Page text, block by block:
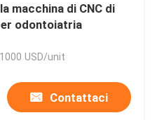
macchina di CNC di
odontoiatria
USD/unit
Contattaci